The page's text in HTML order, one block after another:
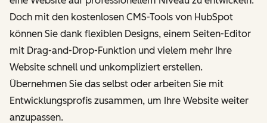
Doch mit den kostenlosen CMS-Tools von HubSpot
können Sie dank flexiblen Designs, einem Seiten-Editor
mit Drag-and-Drop-Funktion und vielem mehr Ihre
Website schnell und unkompliziert erstellen.
Übernehmen Sie das selbst oder arbeiten Sie mit
Entwicklungsprofis zusammen, um Ihre Website weiter
anzupassen.